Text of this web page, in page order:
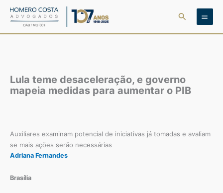
para
Pesquisar
Lula teme desaceleração, e governo
mapeia medidas para aumentar o PIB
Auxiliares examinam potencial de iniciativas já tomadas e avaliam
se mais ações serão necessárias
Adriana Fernandes
Brasília